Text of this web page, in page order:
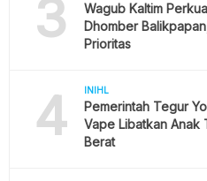
3
Wagub Kaltim
Dhomber
Prioritas
4 INIHL
Pemerintah Tegur
Vape Libatkan Anak
Berat